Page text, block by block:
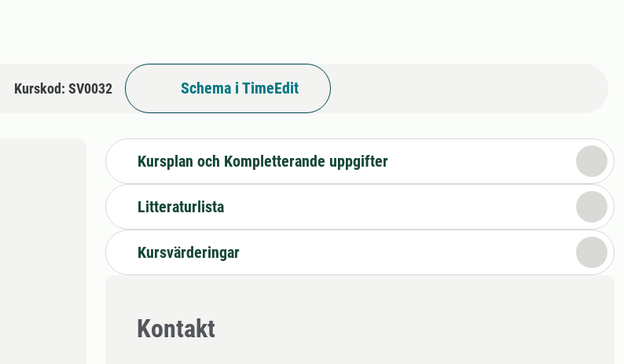
Kurskod: SV0032 Schema i TimeEdit
Kursplan och Kompletterande uppgifter
Litteraturlista
Kursvärderingar
Kontakt